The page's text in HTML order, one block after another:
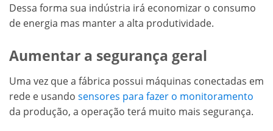
Dessa forma sua indústria irá economizar o consumo
de energia mas manter a alta produtividade.
Aumentar a segurança geral
Uma vez que a fábrica possui máquinas conectadas em
rede e usando sensores para fazer o monitoramento
da produção, a operação terá muito mais segurança.